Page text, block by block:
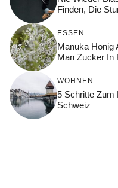
Finden, Die
ESSEN
Manuka Honig
Man Zucker In
WOHNEN
5 Schritte Zum
Schweiz